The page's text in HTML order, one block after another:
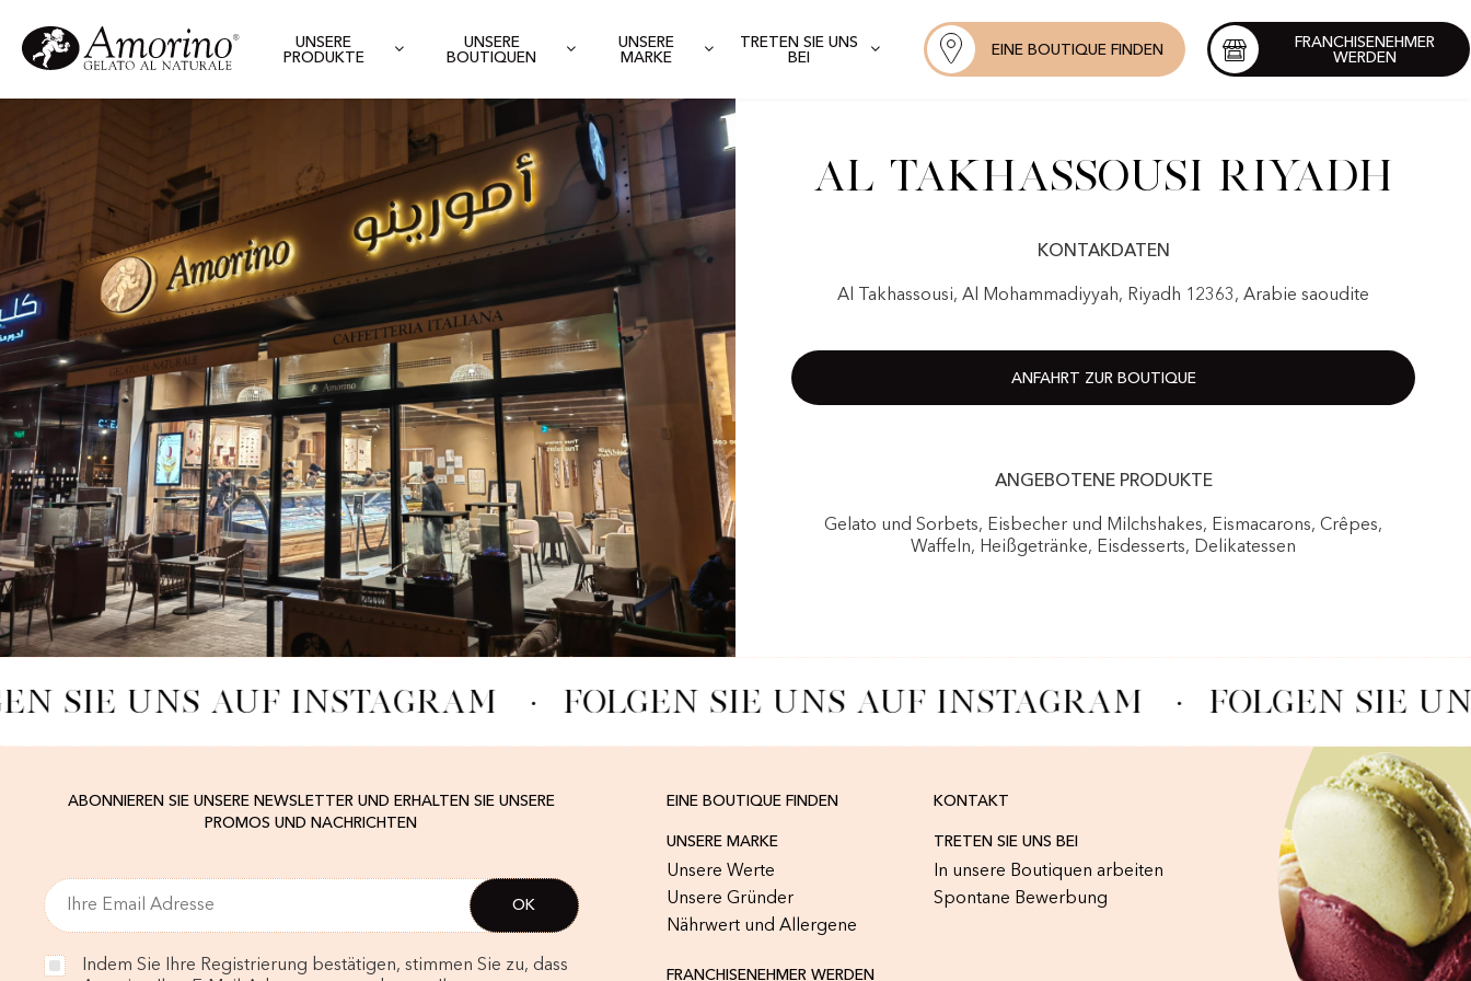
UNSERE
PRODUKTE
UNSERE
BOUTIQUEN
UNSERE
MARKE
TRETEN SIE UNS
BEI
EINE BOUTIQUE FINDEN
FRANCHISENEHMER
WERDEN
Al Takhassousi Riyadh
KONTAKDATEN
Al Takhassousi, Al Mohammadiyyah, Riyadh 12363, Arabie saoudite
ANFAHRT ZUR BOUTIQUE
ANGEBOTENE PRODUKTE
Gelato und Sorbets, Eisbecher und Milchshakes, Eismacarons, Crêpes,
Waffeln, Heißgetränke, Eisdesserts, Delikatessen
SIE UNS AUF INSTAGRAM · FOLGEN SIE UNS AUF INSTAGRAM · FOLGEN SIE
ABONNIEREN SIE UNSERE NEWSLETTER UND ERHALTEN SIE UNSERE
PROMOS UND NACHRICHTEN
Indem Sie Ihre Registrierung bestätigen, stimmen Sie zu, dass
EINE BOUTIQUE FINDEN KONTAKT
UNSERE MARKE
Unsere Werte
Unsere Gründer
Nährwert und Allergene
TRETEN SIE UNS BEI
In unsere Boutiquen arbeiten
Spontane Bewerbung
FRANCHISENEHMER WERDEN